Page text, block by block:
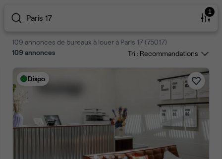
Paris 17
1
109 annonces de bureaux à louer à Paris 17 (75017)
109 annonces Tri :
Dispo